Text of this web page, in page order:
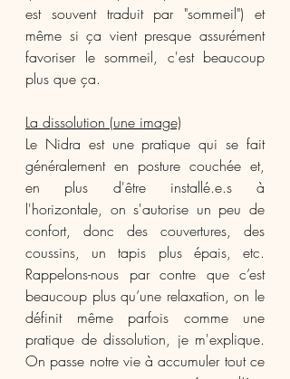
est souvent traduit par "sommeil") et
même si ça vient presque assurément
favoriser le sommeil, c'est beaucoup
plus que ça.
La dissolution (une image)
Le Nidra est une pratique qui se fait
généralement en posture couchée et,
en plus d'être installé.e.s à
l'horizontale, on s'autorise un peu de
confort, donc des couvertures, des
coussins, un tapis plus épais, etc.
Rappelons-nous par contre que c’est
beaucoup plus qu’une relaxation, on le
définit même parfois comme une
pratique de dissolution, je m'explique.
On passe notre vie à accumuler tout ce